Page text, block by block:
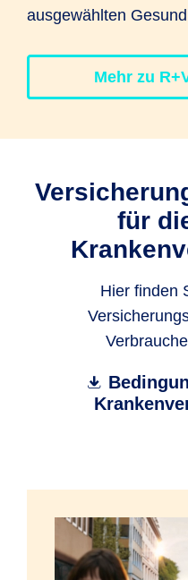
ausgewählten
Mehr zu
für
Hier finden